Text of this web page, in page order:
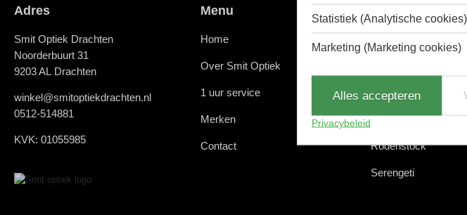
Adres
Smit Optiek Drachten
Noorderbuurt 31
9203 AL Drachten
winkel@smitoptiekdrachten.nl
0512-514881
KVK: 01055985
Menu
Home
Over Smit Optiek
1 uur service
Merken
Contact
Evil eye
Porsche design
Rodenstock
Serengeti
Statistiek (Analytische cookies)
Marketing (Marketing cookies)
Alles accepteren
Privacybeleid